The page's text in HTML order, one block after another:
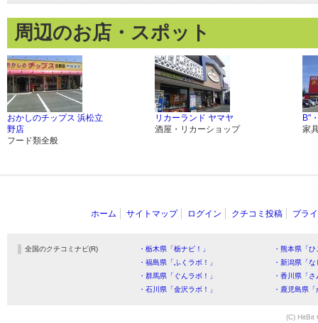
周辺のお店・スポット
おかしのチップス 浜松立
野店
フード類全般
リカーランド ヤマヤ
酒屋・リカーショップ
B"
家
ホーム サイトマップ ログイン クチコミ投稿 プラ
全国のクチコミナビ(R) ・栃木県「栃ナビ！」
・熊本県「
・福島県「ふくラボ！」
・新潟県「
・群馬県「ぐんラボ！」
・香川県「
・石川県「金沢ラボ！」
・鹿児島県
(C) HitBit